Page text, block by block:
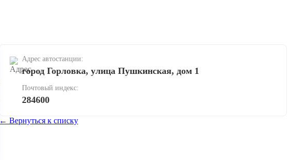
Адрес автостанции:
город Горловка, улица Пушкинская, дом 1
Почтовый индекс:
284600
← Вернуться к списку